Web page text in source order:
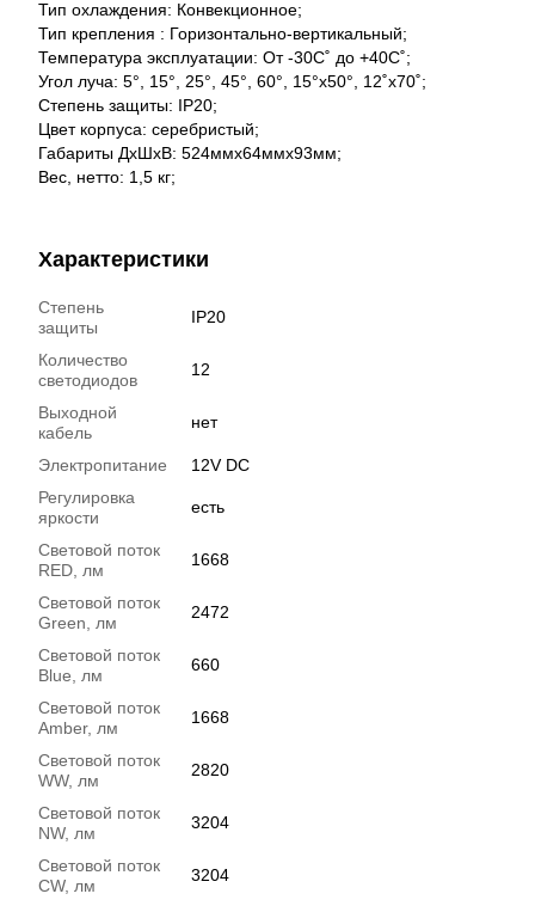
Тип охлаждения: Конвекционное;
Тип крепления : Горизонтально-вертикальный;
Температура эксплуатации: От -30С˚ до +40С˚;
Угол луча: 5°, 15°, 25°, 45°, 60°, 15°x50°, 12˚x70˚;
Степень защиты: IP20;
Цвет корпуса: серебристый;
Габариты ДхШхВ: 524ммх64ммх93мм;
Вес, нетто: 1,5 кг;
Характеристики
Степень
защиты
IP20
Количество
светодиодов
12
Выходной
кабель
нет
Электропитание
12V DC
Регулировка
яркости
есть
Световой поток
RED, лм
1668
Световой поток
Green, лм
2472
Световой поток
Blue, лм
660
Световой поток
Amber, лм
1668
Световой поток
WW, лм
2820
Световой поток
NW, лм
3204
Световой поток
CW, лм
3204